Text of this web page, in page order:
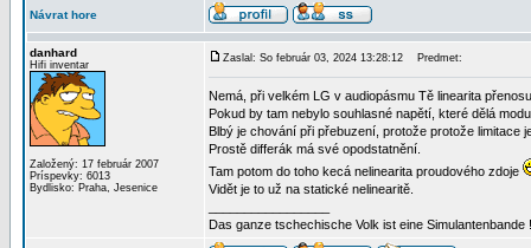
Návrat hore
danhard
Hifi inventar
Založený: 17 február 2007
Príspevky: 6013
Bydlisko: Praha, Jesenice
Zaslal: So február 03, 2024 13:28:12 Predmet:
Nemá, při velkém LG v audiopásmu Tě linearita
Pokud by tam nebylo souhlasné napětí, které dělá
Blbý je chování při přebuzení, protože protože limitace
Prostě differák má své opodstatnění.
Tam potom do toho kecá nelinearita proudového zdoje
Vidět je to už na statické nelinearitě.
Das ganze tschechische Volk ist eine Simulantenbande !